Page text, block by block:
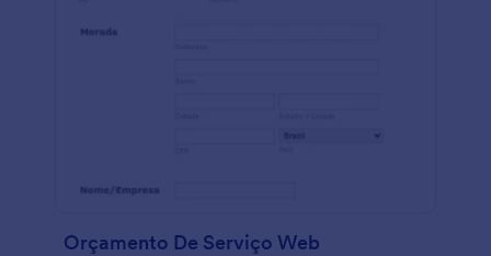
Orçamento De Serviço Web